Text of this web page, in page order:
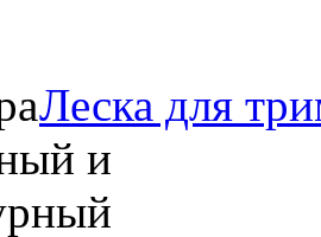
Леска для